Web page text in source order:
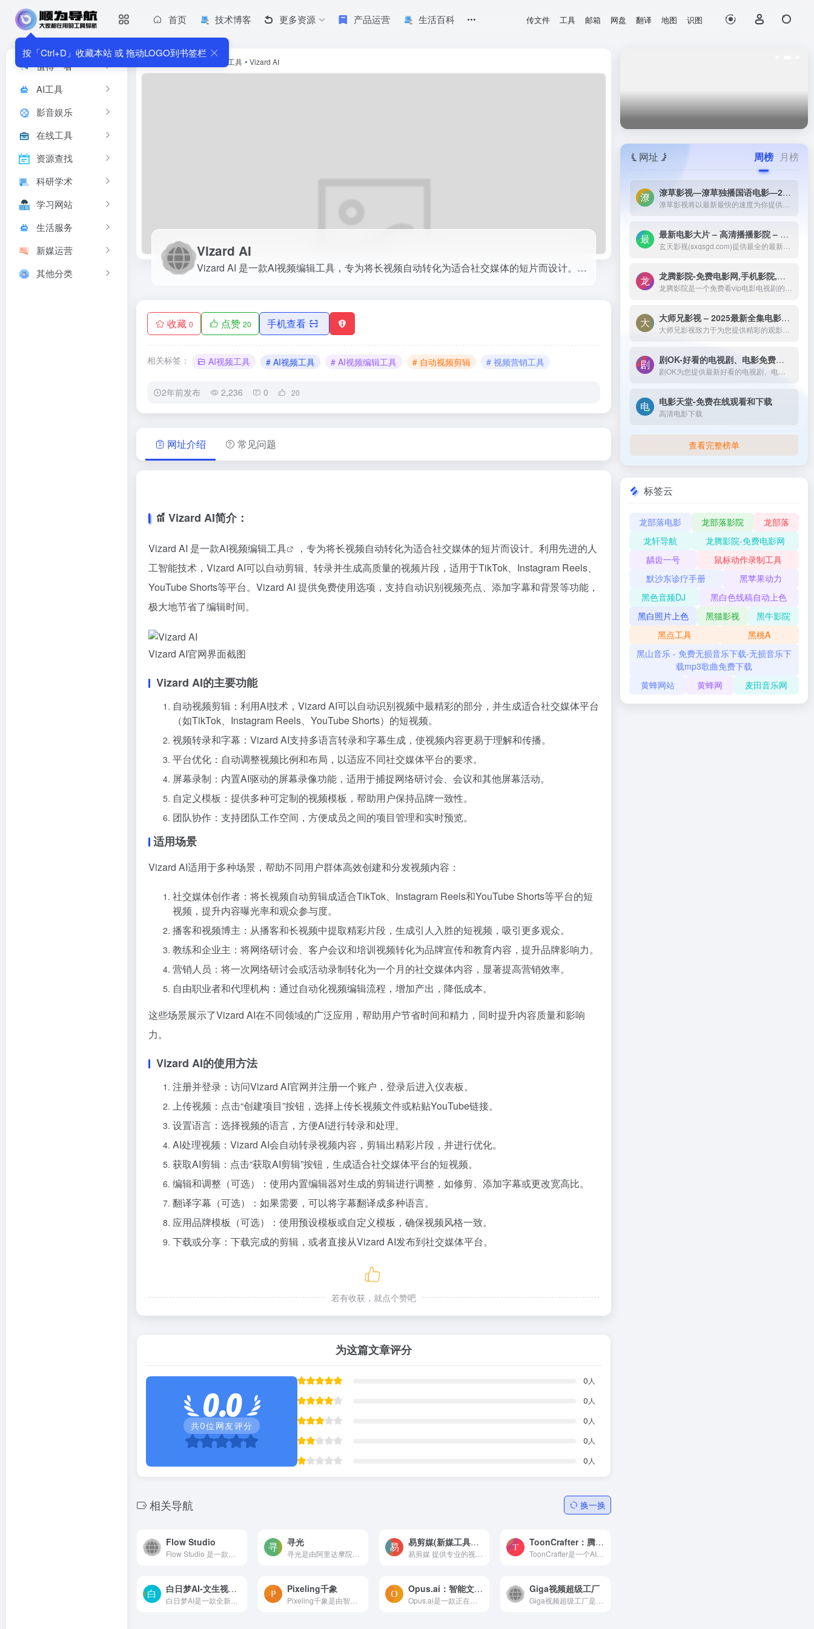
按「Ctrl+D」收藏本站 或 拖动LOGO到书签栏
首页 技术博客 更多资源 产品运营 生活百科 传文件 工具 邮箱 网盘 翻译 地图 识图
值得一看
AI工具
影音娱乐
在线工具
资源查找
科研学术
学习网站
生活服务
新媒运营
其他分类
AI视频工具 • Vizard AI
Vizard AI
Vizard AI 是一款AI视频编辑工具，专为将长视频自动转化为适合社交媒体的短片而设计。利用先进的人工智能技术，Vizard AI可以自动剪辑、转录并生成高质量的视频片段，适用于TikTok...
收藏 0 点赞 20 手机查看
相关标签： AI视频工具 # AI视频工具 # AI视频编辑工具 # 自动视频剪辑 # 视频营销工具
2年前发布 2,236 0 20
Vizard AI
Vizard AI 是一款AI视频编辑工具，专为将长视频自动转化为适合社交媒体的短片而设计。利用先进的人工智能技术，Vizard AI可以自动剪辑、转录并生成高...
网址介绍 常见问题
Vizard AI简介：
Vizard AI 是一款AI视频编辑工具
，专为将长视频自动转化为适合社交媒体的短片而设计。利用先进的人
工智能技术，Vizard AI可以自动剪辑、转录并生成高质量的视频片段，适用于TikTok、Instagram Reels、
YouTube Shorts等平台。 Vizard AI 提供免费使用选项，支持自动识别视频亮点、添加字幕和背景等功能，
极大地节省了编辑时间。
Vizard AI官网界面截图
Vizard AI的主要功能
自动视频剪辑：利用AI技术，Vizard AI可以自动识别视频中最精彩的部分，并生成适合社交媒体平台
（如TikTok、Instagram Reels、YouTube Shorts）的短视频。
视频转录和字幕：Vizard AI支持多语言转录和字幕生成，使视频内容更易于理解和传播。
平台优化：自动调整视频比例和布局，以适应不同社交媒体平台的要求。
屏幕录制：内置AI驱动的屏幕录像功能，适用于捕捉网络研讨会、会议和其他屏幕活动。
自定义模板：提供多种可定制的视频模板，帮助用户保持品牌一致性。
团队协作：支持团队工作空间，方便成员之间的项目管理和实时预览。
适用场景
Vizard AI适用于多种场景，帮助不同用户群体高效创建和分发视频内容：
社交媒体创作者：将长视频自动剪辑成适合TikTok、Instagram Reels和YouTube Shorts等平台的短
视频，提升内容曝光率和观众参与度。
播客和视频博主：从播客和长视频中提取精彩片段，生成引人入胜的短视频，吸引更多观众。
教练和企业主：将网络研讨会、客户会议和培训视频转化为品牌宣传和教育内容，提升品牌影响力。
营销人员：将一次网络研讨会或活动录制转化为一个月的社交媒体内容，显著提高营销效率。
自由职业者和代理机构：通过自动化视频编辑流程，增加产出，降低成本。
这些场景展示了Vizard AI在不同领域的广泛应用，帮助用户节省时间和精力，同时提升内容质量和影响
力。
Vizard AI的使用方法
注册并登录：访问Vizard AI官网并注册一个账户，登录后进入仪表板。
上传视频：点击“创建项目”按钮，选择上传长视频文件或粘贴YouTube链接。
设置语言：选择视频的语言，方便AI进行转录和处理。
AI处理视频：Vizard AI会自动转录视频内容，剪辑出精彩片段，并进行优化。
获取AI剪辑：点击“获取AI剪辑”按钮，生成适合社交媒体平台的短视频。
编辑和调整（可选）：使用内置编辑器对生成的剪辑进行调整，如修剪、添加字幕或更改宽高比。
翻译字幕（可选）：如果需要，可以将字幕翻译成多种语言。
应用品牌模板（可选）：使用预设模板或自定义模板，确保视频风格一致。
下载或分享：下载完成的剪辑，或者直接从Vizard AI发布到社交媒体平台。
若有收获，就点个赞吧
为这篇文章评分
0.0
共0位网友评分
0 人
0 人
0 人
0 人
0 人
相关导航 换一换
Flow Studio 寻光 易剪媒(新媒工具箱) – Ai视频批量混剪合成工具 ToonCrafter：腾讯推出的开源AI卡通动画生成工具
白日梦AI-文生视频类AIGC创作平台 Pixeling千象 Opus.ai：智能文本转3D，轻松构建虚拟世界 Giga视频超级工厂
网址 周榜 月榜
潦草影视—潦草独播国语电影—2023最新国语大片—免费国语潦草电影网-潦草影视将以最新最快的速度为你提供：最新电影电视剧的介绍和高速观看地址，好看的电影电视剧在线观看尽在潦草影视，为了更好的服务您，我们正在努力做最好的电影电视剧网站！
最新电影大片 – 高清播播影院 – 最新好看的电视剧免费在线观看 _ 玄天影视-玄天影视(sxqsgd.com)提供最全的最新电影大片，最热电视剧，韩国电视剧、香港TVB电视剧、韩剧、日剧、美剧、综艺、动漫的在线观看，无需下载任何播放器即可在线免费观看，每天第一时间更新，欢迎影迷到玄天
龙腾影院-免费电影网,手机影院,高清影视大全-龙腾影院是一个免费看vip电影电视剧的网站，拥有海量、优质、高清电影和好看的电视剧，搞笑综艺及新番动漫，无须会员即可无广告观看全网影视作品，看电影来龙腾影院准没错。
大师兄影视 – 2025最新全集电影电视剧_高清短剧视频免费在线观看-大师兄影视致力于为您提供精彩的观影选择，包括热门电影、电视剧、短剧、最新综艺节目和经典动漫。我们实时更新影片，确保您能享受最新、最全面的在线电影免费观看，更多高清资源尽在大师兄影院网。
剧OK-好看的电视剧、电影免费在线播放
电影天堂-免费在线观看和下载
高清电影下载
查看完整榜单
标签云
龙部落电影 龙部落影院
龙部落
龙轩导航
龙腾影院-免费电影网
龋齿一号
鼠标动作录制工具
默沙东诊疗手册
黑苹果动力
黑色音频DJ
黑白色线稿自动上色
黑白照片上色
黑猫影视
黑牛影院
黑点工具
黑桃A
黑山音乐 - 免费无损音乐下载-无损音乐下
载mp3歌曲免费下载
黄蜂网站
黄蜂网 麦田音乐网